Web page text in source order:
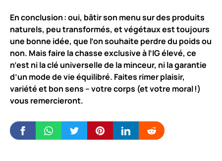
En conclusion : oui, bâtir son menu sur des produits
naturels, peu transformés, et végétaux est toujours
une bonne idée, que l’on souhaite perdre du poids ou
non. Mais faire la chasse exclusive à l’IG élevé, ce
n’est ni la clé universelle de la minceur, ni la garantie
d’un mode de vie équilibré. Faites rimer plaisir,
variété et bon sens – votre corps (et votre moral !)
vous remercieront.